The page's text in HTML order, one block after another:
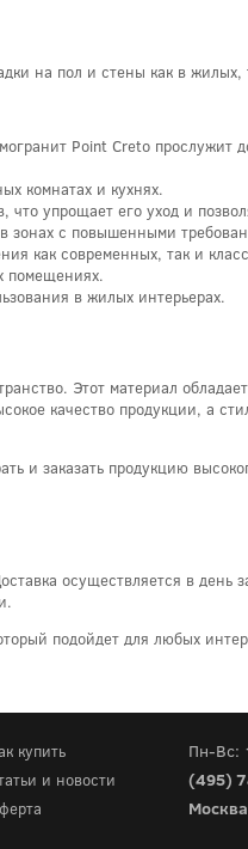
на пол и стены как в
Point Creto прослужит
комнатах и кухнях.
упрощает его уход и
зонах с повышенными
как современных, так и
помещениях.
в жилых интерьерах.
Этот материал
качество продукции, а
и заказать продукцию
осуществляется в день
подойдет для любых
купить
и новости
Пн-Вс:
(495)